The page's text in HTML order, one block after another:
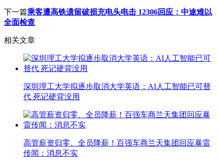
下一篇乘客遭高铁遗留破损充电头电击 12306回应：中途难以
全面检查
相关文章
深圳理工大学拟逐步取消大学英语：AI人工智能已可替
代 死记硬背没用
高管薪资归零、全员降薪！百强车商兰天集团回应暴雷
传闻：消息不实